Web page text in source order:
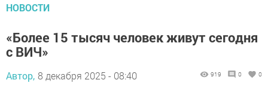
НОВОСТИ
«Более 15 тысяч человек живут сегодня
с ВИЧ»
Автор, 8 декабря 2025 - 08:40 919 0 0